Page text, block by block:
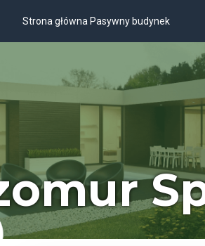
Strona główna Pasywny budynek